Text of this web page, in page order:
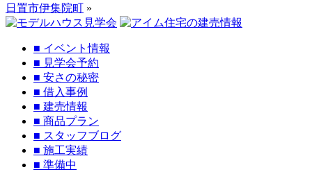
日置市伊集院町 »
■ イベント情報
■ 見学会予約
■ 安さの秘密
■ 借入事例
■ 建売情報
■ 商品プラン
■ スタッフブログ
■ 施工実績
■ 準備中